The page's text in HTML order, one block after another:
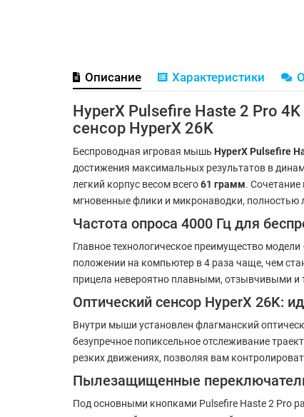
Описание Характеристики
HyperX Pulsefire Haste 2 Pro
сенсор HyperX 26K
Беспроводная игровая мышь HyperX Pulsefire
достижения максимальных результатов в
легкий корпус весом всего61 грамм.
мгновенные флики и микронаводки, полностью
Частота опроса 4000 Гц для
Главное технологическое преимущество
положении на компьютер в 4 раза чаще, чем
прицела невероятно плавными, отзывчивыми и
Оптический сенсор HyperX 26K:
Внутри мыши установлен флагманский
безупречное попиксельное отслеживание
резких движениях, позволяя вам
Пылезащищенные
Под основными кнопками Pulsefire Haste 2 Pro